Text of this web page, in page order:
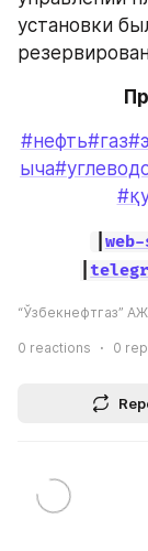
установки
#нефть#газ
ыча
“Ўзбекнефтгаз” АЖ
0 reactions 0